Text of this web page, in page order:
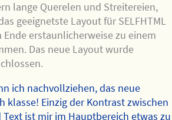
lange Querelen und Streitereien,
geeignetste Layout für SELFHTML
Ende erstaunlicherweise zu einem
Das neue Layout wurde
ich nachvollziehen, das neue
klasse! Einzig der Kontrast zwischen
ist mir im Hauptbereich etwas zu